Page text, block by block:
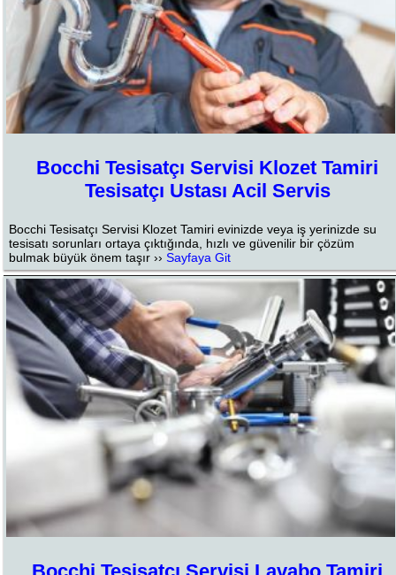
Bocchi Tesisatçı Servisi Klozet Tamiri
Tesisatçı Ustası Acil Servis
Bocchi Tesisatçı Servisi Klozet Tamiri evinizde veya iş yerinizde su
tesisatı sorunları ortaya çıktığında, hızlı ve güvenilir bir çözüm
bulmak büyük önem taşır ››Sayfaya Git